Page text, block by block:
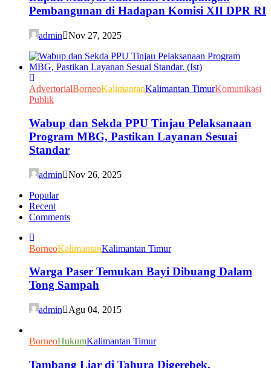
Pembangunan di Hadapan Komisi XII DPR RI
admin Nov 27, 2025
AdvertorialBorneoKalimantanKalimantan TimurKomunikasi
Publik
Wabup dan Sekda PPU Tinjau Pelaksanaan
Program MBG, Pastikan Layanan Sesuai
Standar
admin
Nov 26, 2025
Popular
Recent
Comments
BorneoKalimantanKalimantan Timur
Warga Paser Temukan Bayi Dibuang Dalam
Tong Sampah
admin Agu 04, 2015
BorneoHukumKalimantan Timur
Tambang Liar di Tahura Digerebek,